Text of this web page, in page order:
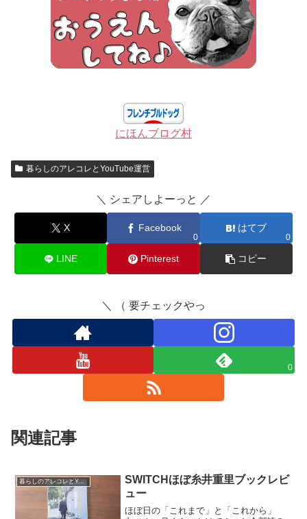
にほんブログ村
暮らしのアレコレとYouTube運営
＼ シェアしよーっと ／
X Facebook
0
はてブ
0
LINE Pinterest コピー
＼ （ 要チェックやっ
0
関連記事
暮らしのアレコレとYouTube運営
SWITCHほぼ糸井重里ブックレビ
ュー
ほぼ日の「これまで」と「これから」